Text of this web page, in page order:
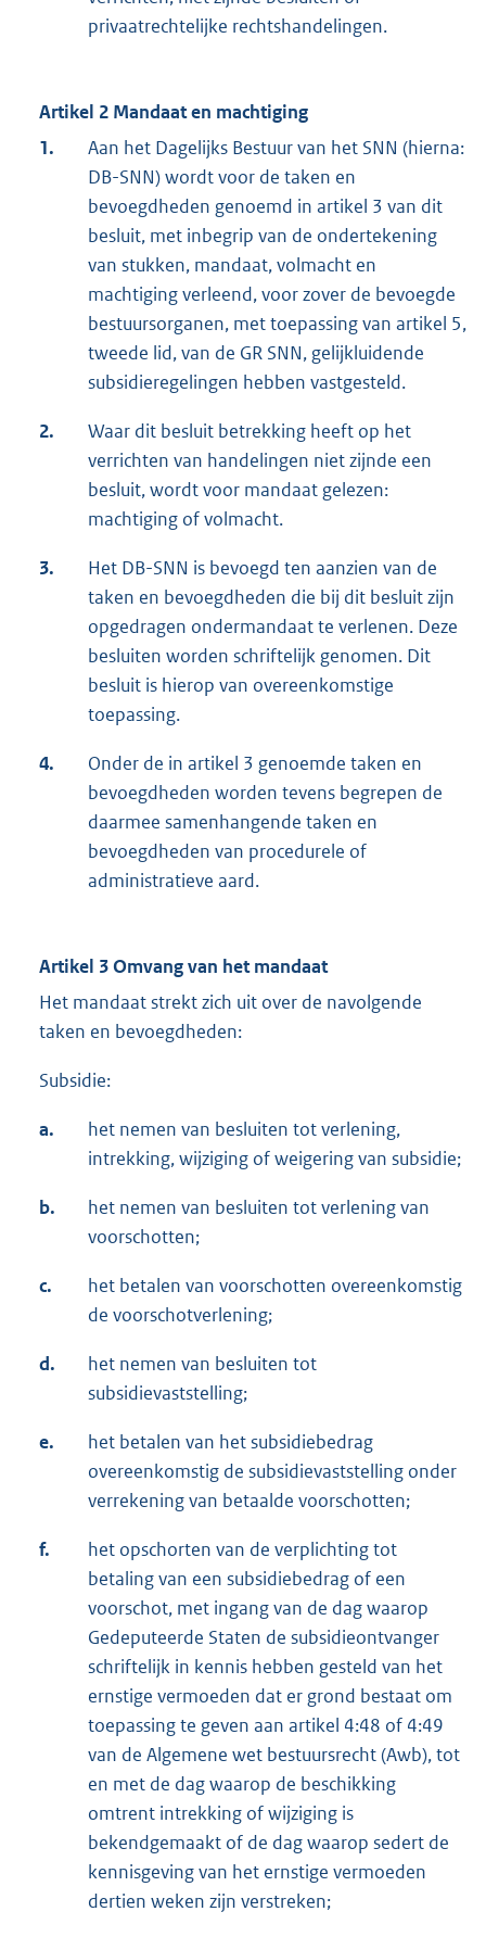
privaatrechtelijke rechtshandelingen.
Artikel 2 Mandaat en machtiging
1.
Aan het Dagelijks Bestuur van het SNN (hierna:
DB-SNN) wordt voor de taken en
bevoegdheden genoemd in artikel 3 van dit
besluit, met inbegrip van de ondertekening
van stukken, mandaat, volmacht en
machtiging verleend, voor zover de bevoegde
bestuursorganen, met toepassing van artikel 5,
tweede lid, van de GR SNN, gelijkluidende
subsidieregelingen hebben vastgesteld.
2.
Waar dit besluit betrekking heeft op het
verrichten van handelingen niet zijnde een
besluit, wordt voor mandaat gelezen:
machtiging of volmacht.
3.
Het DB-SNN is bevoegd ten aanzien van de
taken en bevoegdheden die bij dit besluit zijn
opgedragen ondermandaat te verlenen. Deze
besluiten worden schriftelijk genomen. Dit
besluit is hierop van overeenkomstige
toepassing.
4.
Onder de in artikel 3 genoemde taken en
bevoegdheden worden tevens begrepen de
daarmee samenhangende taken en
bevoegdheden van procedurele of
administratieve aard.
Artikel 3 Omvang van het mandaat
Het mandaat strekt zich uit over de navolgende
taken en bevoegdheden:
Subsidie:
a.
het nemen van besluiten tot verlening,
intrekking, wijziging of weigering van subsidie;
b.
het nemen van besluiten tot verlening van
voorschotten;
c.
het betalen van voorschotten overeenkomstig
de voorschotverlening;
d.
het nemen van besluiten tot
subsidievaststelling;
e.
het betalen van het subsidiebedrag
overeenkomstig de subsidievaststelling onder
verrekening van betaalde voorschotten;
f.
het opschorten van de verplichting tot
betaling van een subsidiebedrag of een
voorschot, met ingang van de dag waarop
Gedeputeerde Staten de subsidieontvanger
schriftelijk in kennis hebben gesteld van het
ernstige vermoeden dat er grond bestaat om
toepassing te geven aan artikel 4:48 of 4:49
van de Algemene wet bestuursrecht (Awb), tot
en met de dag waarop de beschikking
omtrent intrekking of wijziging is
bekendgemaakt of de dag waarop sedert de
kennisgeving van het ernstige vermoeden
dertien weken zijn verstreken;